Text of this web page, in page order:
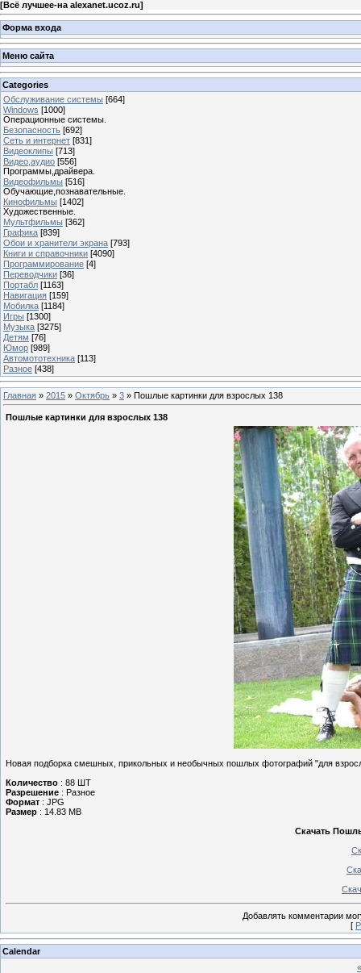
[Всё лучшее-на alexanet.ucoz.ru]
Форма входа
Меню сайта
Categories
Обслуживание системы [664]
Windows [1000]
Операционные системы.
Безопасность [692]
Сеть и интернет [831]
Видеоклипы [713]
Видео,аудио [556]
Программы,драйвера.
Видеофильмы [516]
Обучающие,познавательные.
Кинофильмы [1402]
Художественные.
Мультфильмы [362]
Графика [839]
Обои и хранители экрана [793]
Книги и справочники [4090]
Программирование [4]
Переводчики [36]
Портабл [1163]
Навигация [159]
Мобилка [1184]
Игры [1300]
Музыка [3275]
Детям [76]
Юмор [989]
Автомототехника [113]
Разное [438]
Главная » 2015 » Октябрь » 3 » Пошлые картинки для взрослых 138
Пошлые картинки для взрослых 138
Новая подборка смешных, прикольных и необычных пошлых фотографий "для
Количество : 88 ШТ
Разрешение : Разное
Формат : JPG
Размер : 14.83 MB
Скачать
Добавлять комментарии
[
Calendar
«